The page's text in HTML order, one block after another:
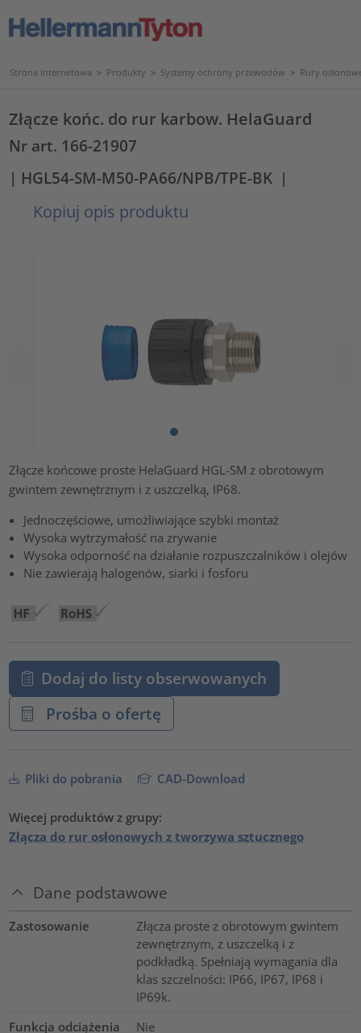
Strona internetowa > Produkty > Systemy ochrony przewodów > Rury
Złącze końc. do rur karbow. HelaGuard
Nr art. 166-21907
| HGL54-SM-M50-PA66/NPB/TPE-BK |
Kopiuj opis produktu
Złącze końcowe proste HelaGuard HGL-SM z obrotowym
gwintem zewnętrznym i z uszczelką, IP68.
Jednoczęściowe, umożliwiające szybki montaż
Wysoka wytrzymałość na zrywanie
Wysoka odporność na działanie rozpuszczalników i olejów
Nie zawierają halogenów, siarki i fosforu
Dodaj do listy obserwowanych
Prośba o ofertę
Pliki do pobrania CAD-Download
Więcej produktów z grupy:
Złącza do rur osłonowych z tworzywa sztucznego
Dane podstawowe
Zastosowanie
Złącza proste z obrotowym gwintem
zewnętrznym, z uszczelką i z
podkładką. Spełniają wymagania dla
klas szczelności: IP66, IP67, IP68 i
IP69k.
Funkcja odciążenia
Nie